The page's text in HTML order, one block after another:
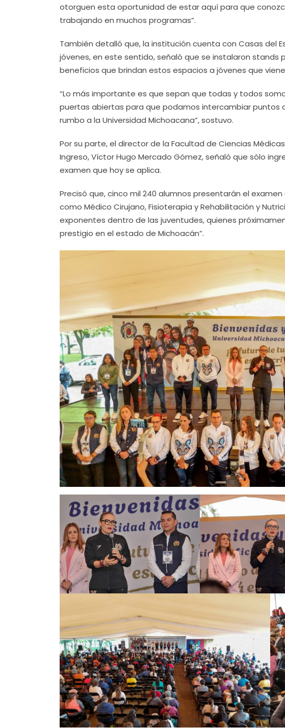
otorguen esta oportunidad de estar aquí para que
trabajando en muchos programas”.
También detalló que, la institución cuenta con Casas del
jóvenes, en este sentido, señaló que se instalaron
beneficios que brindan estos espacios a jóvenes que
“Lo más importante es que sepan que todas y todos
puertas abiertas para que podamos intercambiar puntos
rumbo a la Universidad Michoacana”, sostuvo.
Por su parte, el director de la Facultad de Ciencias
Ingreso, Víctor Hugo Mercado Gómez, señaló que sólo
examen que hoy se aplica.
Precisó que, cinco mil 240 alumnos presentarán el
como Médico Cirujano, Fisioterapia y Rehabilitación y
exponentes dentro de las juventudes, quienes
prestigio en el estado de Michoacán”.